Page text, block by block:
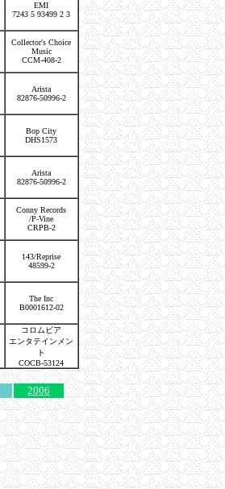
EMI
7243 5 93499 2 3
Collector's Choice
Music
CCM-408-2
Arista
82876-50996-2
Bop City
DHS1573
Arista
82876-50996-2
Conny Records
/P-Vine
CRPB-2
143/Reprise
48599-2
The Inc
B0001612-02
コロムビア
エンタテインメン
ト
COCB-53124
2006